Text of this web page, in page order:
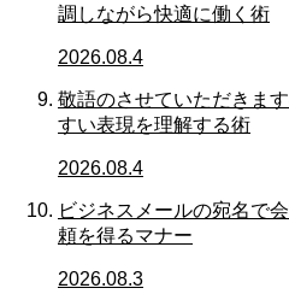
調しながら快適に働く術
2026.08.4
敬語のさせていただきま
すい表現を理解する術
2026.08.4
ビジネスメールの宛名で
頼を得るマナー
2026.08.3